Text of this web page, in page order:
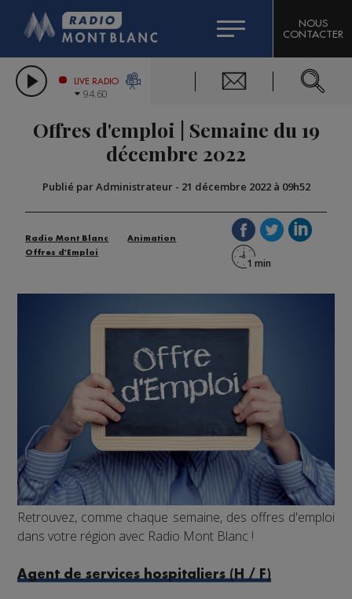
LES CHRONIQUES DE L'EXPERT
CITIZEN MACHINERY
GRAND MASSIF DOMAINES SKIABLES
BIGARD
COMPAGNIE DU MONT-BLANC
NOUS
CONTACTER
LIVE RADIO
94.60
Offres d'emploi | Semaine du 19
décembre 2022
Publié par Administrateur- 21 décembre 2022 à 09h52
Radio Mont Blanc
Animation
Offres d'Emploi
Retrouvez, comme chaque semaine, des offres d'emploi
dans votre région avec Radio Mont Blanc !
Agent de services hospitaliers (H / F)